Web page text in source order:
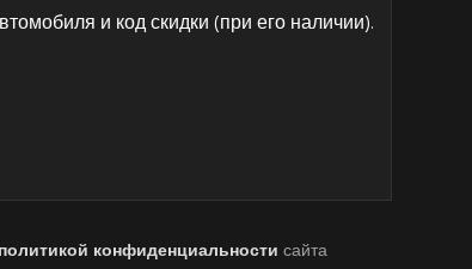
политикой конфиденциальности сайта